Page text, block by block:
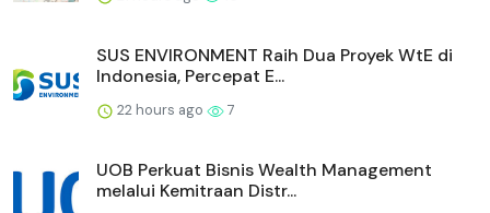
SUS ENVIRONMENT Raih Dua Proyek WtE di
Indonesia, Percepat E...
22 hours ago 7
UOB Perkuat Bisnis Wealth Management
melalui Kemitraan Distr...